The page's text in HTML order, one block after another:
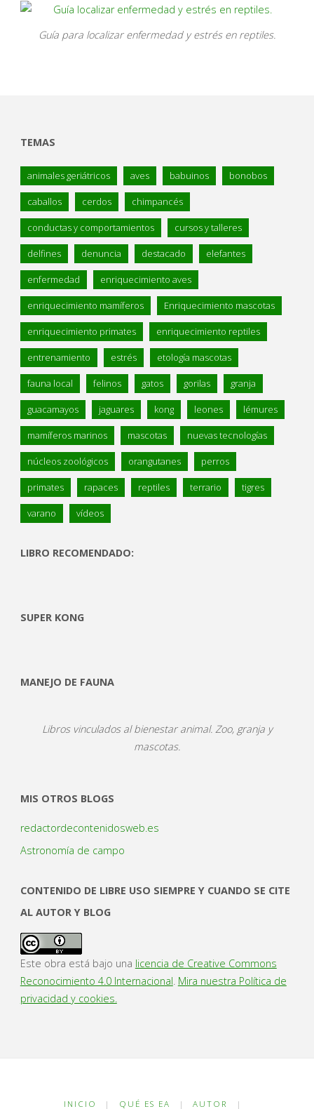
Guía para localizar enfermedad y estrés en reptiles.
TEMAS
animales geriátricos aves babuinos bonobos
caballos cerdos chimpancés
conductas y comportamientos cursos y talleres
delfines denuncia destacado elefantes
enfermedad enriquecimiento aves
enriquecimiento mamíferos Enriquecimiento mascotas
enriquecimiento primates enriquecimiento reptiles
entrenamiento estrés etología mascotas
fauna local felinos gatos gorilas granja
guacamayos jaguares kong leones lémures
mamíferos marinos mascotas nuevas tecnologías
núcleos zoológicos orangutanes perros
primates rapaces reptiles terrario tigres
varano vídeos
LIBRO RECOMENDADO:
SUPER KONG
MANEJO DE FAUNA
Libros vinculados al bienestar animal. Zoo, granja y
mascotas.
MIS OTROS BLOGS
redactordecontenidosweb.es
Astronomía de campo
CONTENIDO DE LIBRE USO SIEMPRE Y CUANDO SE CITE
AL AUTOR Y BLOG
Este obra está bajo una licencia de Creative Commons
Reconocimiento 4.0 Internacional. Mira nuestra Política de
privacidad y cookies.
INICIO | QUÉ ES EA | AUTOR |